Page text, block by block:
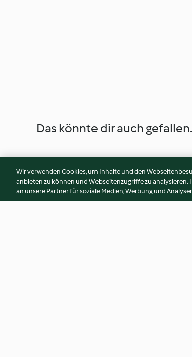
Das könnte dir auch
Wir verwenden Cookies, um Inhalte und den
anbieten zu können und Webseitenzugriffe zu
an unsere Partner für soziale Medien, Werbung und